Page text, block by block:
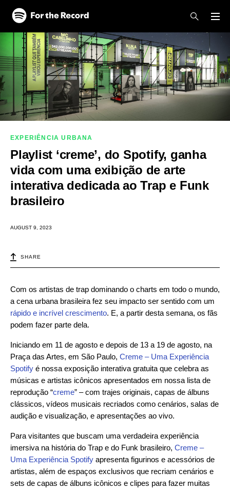
Skip to main content
Skip to footer
EXPERIÊNCIA URBANA
Playlist ‘creme’, do Spotify, ganha
vida com uma exibição de arte
interativa dedicada ao Trap e Funk
brasileiro
AUGUST 9, 2023
SHARE
Com os artistas de trap dominando o charts em todo o mundo,
a cena urbana brasileira fez seu impacto ser sentido com um
rápido e incrível crescimento. E, a partir desta semana, os fãs
podem fazer parte dela.
Iniciando em 11 de agosto e depois de 13 a 19 de agosto, na
Praça das Artes, em São Paulo, Creme – Uma Experiência
Spotify é nossa exposição interativa gratuita que celebra as
músicas e artistas icônicos apresentados em nossa lista de
reprodução “creme” – com trajes originais, capas de álbuns
clássicos, vídeos musicais recriados como cenários, salas de
audição e visualização, e apresentações ao vivo.
Para visitantes que buscam uma verdadeira experiência
imersiva na história do Trap e do Funk brasileiro, Creme –
Uma Experiência Spotify apresenta figurinos e acessórios de
artistas, além de espaços exclusivos que recriam cenários e
sets de capas de álbuns icônicos e clipes para fazer muitas